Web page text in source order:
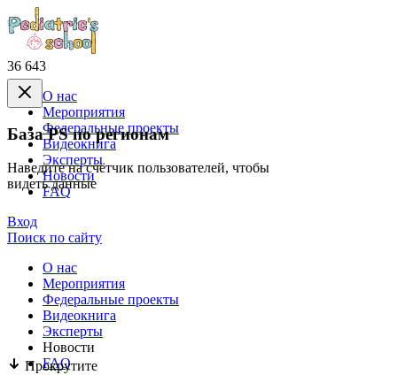
36 643
База PS по регионам
Наведите на счётчик пользователей, чтобы
видеть данные
Прокрутите
О нас
Mероприятия
Федеральные проекты
Видеокнига
Эксперты
Новости
FAQ
Вход
Поиск по сайту
О нас
Mероприятия
Федеральные проекты
Видеокнига
Эксперты
Новости
FAQ